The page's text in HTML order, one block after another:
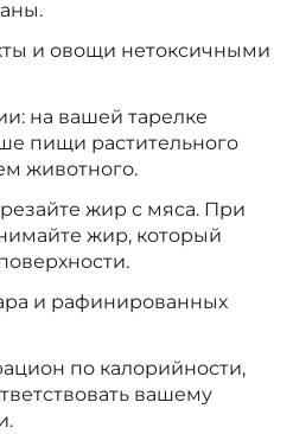
и овощи нетоксичными
на вашей тарелке
пищи растительного
животного.
жир с мяса. При
жир, который
и рафинированных
по калорийности,
вашему